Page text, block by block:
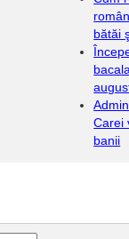
bătăi
Carei
banii